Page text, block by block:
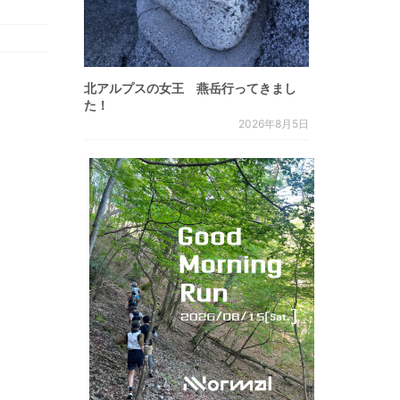
北アルプスの女王 燕岳行ってきまし
た！
2026年8月5日